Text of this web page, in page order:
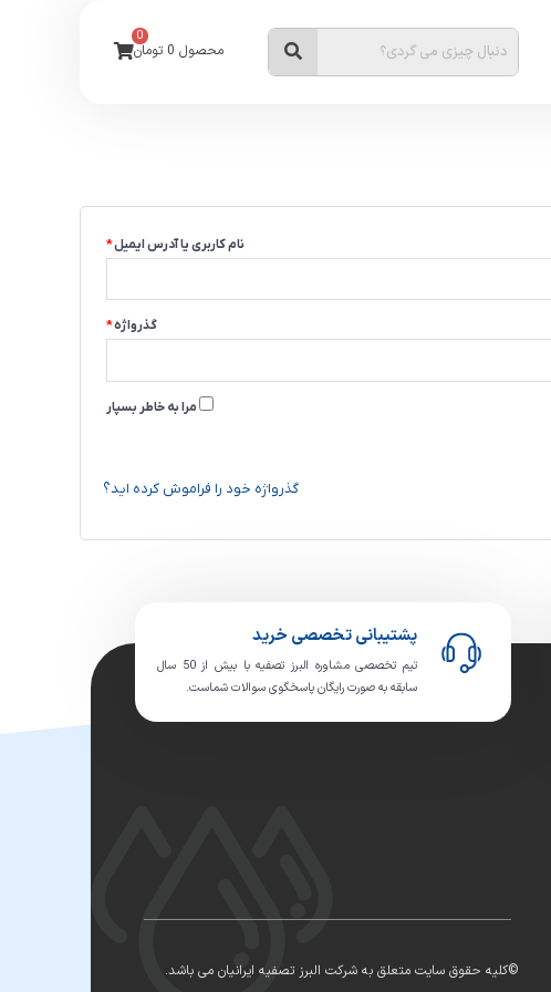
محصول 0 تومان
0
نام کاربری یا آدرس ایمیل*
گذرواژه*
مرا به خاطر بسپار
گذرواژه خود را فراموش کرده اید؟
پشتیبانی تخصصی خرید
تیم تخصصی مشاوره البرز تصفیه با بیش از 50 سال
سابقه به صورت رایگان پاسخگوی سوالات شماست.
©کلیه حقوق سایت متعلق به شرکت البرز تصفیه ایرانیان می باشد.